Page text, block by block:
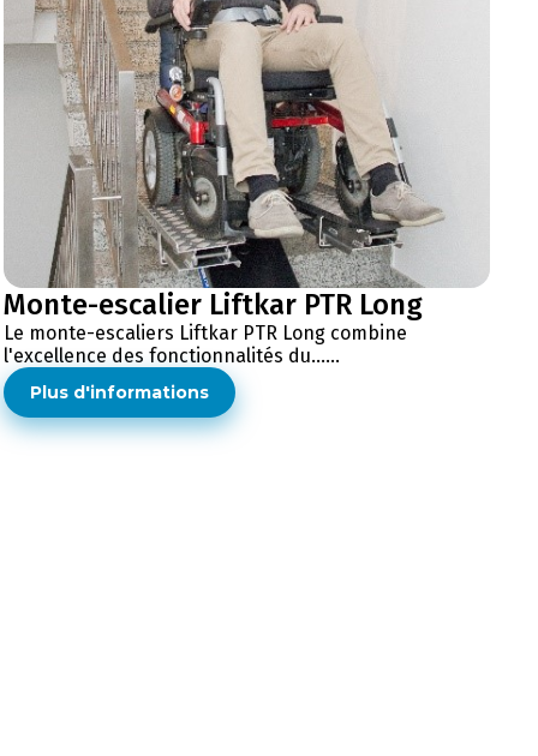
Monte-escalier Liftkar PTR Long
Le monte-escaliers Liftkar PTR Long combine
l'excellence des fonctionnalités du......
Plus d'informations